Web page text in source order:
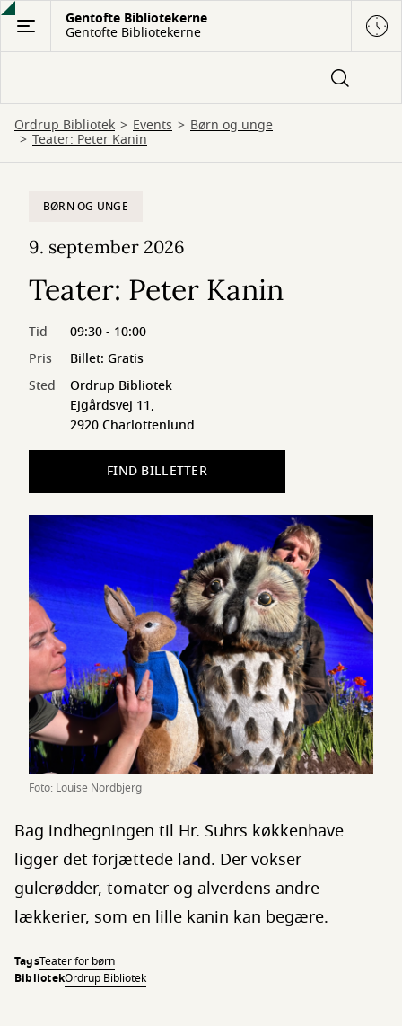
Gå
hovedindhold
Gentofte Bibliotekerne
Gentofte Bibliotekerne
Ordrup Bibliotek Events Børn og unge
Teater: Peter Kanin
Foto: Louise Nordbjerg
BØRN OG UNGE
9. september 2026
Teater: Peter Kanin
Tid
09:30 - 10:00
Pris
Billet: Gratis
Sted
Ordrup Bibliotek
Ejgårdsvej 11,
2920 Charlottenlund
FIND BILLETTER
Bag indhegningen til Hr. Suhrs køkkenhave
ligger det forjættede land. Der vokser
gulerødder, tomater og alverdens andre
lækkerier, som en lille kanin kan begære.
TagsTeater for børn
BibliotekOrdrup Bibliotek